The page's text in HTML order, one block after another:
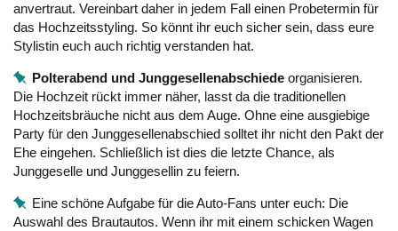
anvertraut. Vereinbart daher in jedem Fall einen Probetermin für
das Hochzeitsstyling. So könnt ihr euch sicher sein, dass eure
Stylistin euch auch richtig verstanden hat.
Polterabend und Junggesellenabschiede organisieren.
Die Hochzeit rückt immer näher, lasst da die traditionellen
Hochzeitsbräuche nicht aus dem Auge. Ohne eine ausgiebige
Party für den Junggesellenabschied solltet ihr nicht den Pakt der
Ehe eingehen. Schließlich ist dies die letzte Chance, als
Junggeselle und Junggesellin zu feiern.
Eine schöne Aufgabe für die Auto-Fans unter euch: Die
Auswahl des Brautautos. Wenn ihr mit einem schicken Wagen